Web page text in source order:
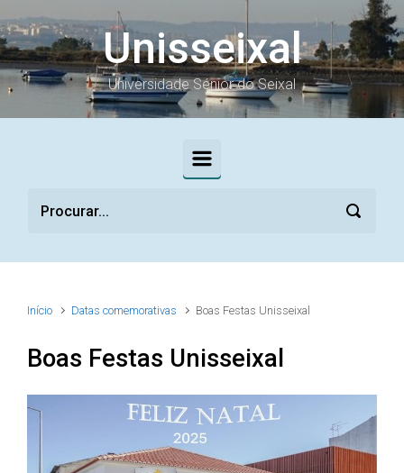
Skip to main content
Unisseixal
Universidade Sénior do Seixal
Início Datas comemorativas Boas Festas Unisseixal
Boas Festas Unisseixal